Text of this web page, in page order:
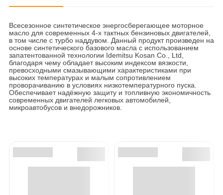
Всесезонное синтетическое энергосберегающее моторное
масло для современных 4-х тактных бензиновых двигателей,
в том числе с турбо наддувом. Данный продукт произведен на
основе синтетического базового масла с использованием
запатентованной технологии Idemitsu Kosan Co., Ltd,
благодаря чему обладает высоким индексом вязкости,
превосходными смазывающими характеристиками при
высоких температурах и малым сопротивлением
проворачиванию в условиях низкотемпературного пуска.
Обеспечивает надёжную защиту и топливную экономичность
современных двигателей легковых автомобилей,
микроавтобусов и внедорожников.